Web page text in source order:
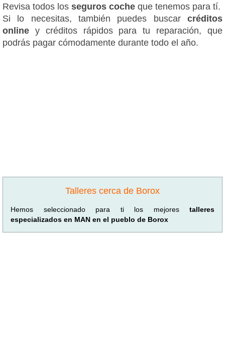
Revisa todos los seguros coche que tenemos para tí.
Si lo necesitas, también puedes buscar créditos
online y créditos rápidos para tu reparación, que
podrás pagar cómodamente durante todo el año.
Talleres cerca de Borox
Hemos seleccionado para ti los mejores talleres
especializados en MAN en el pueblo de Borox